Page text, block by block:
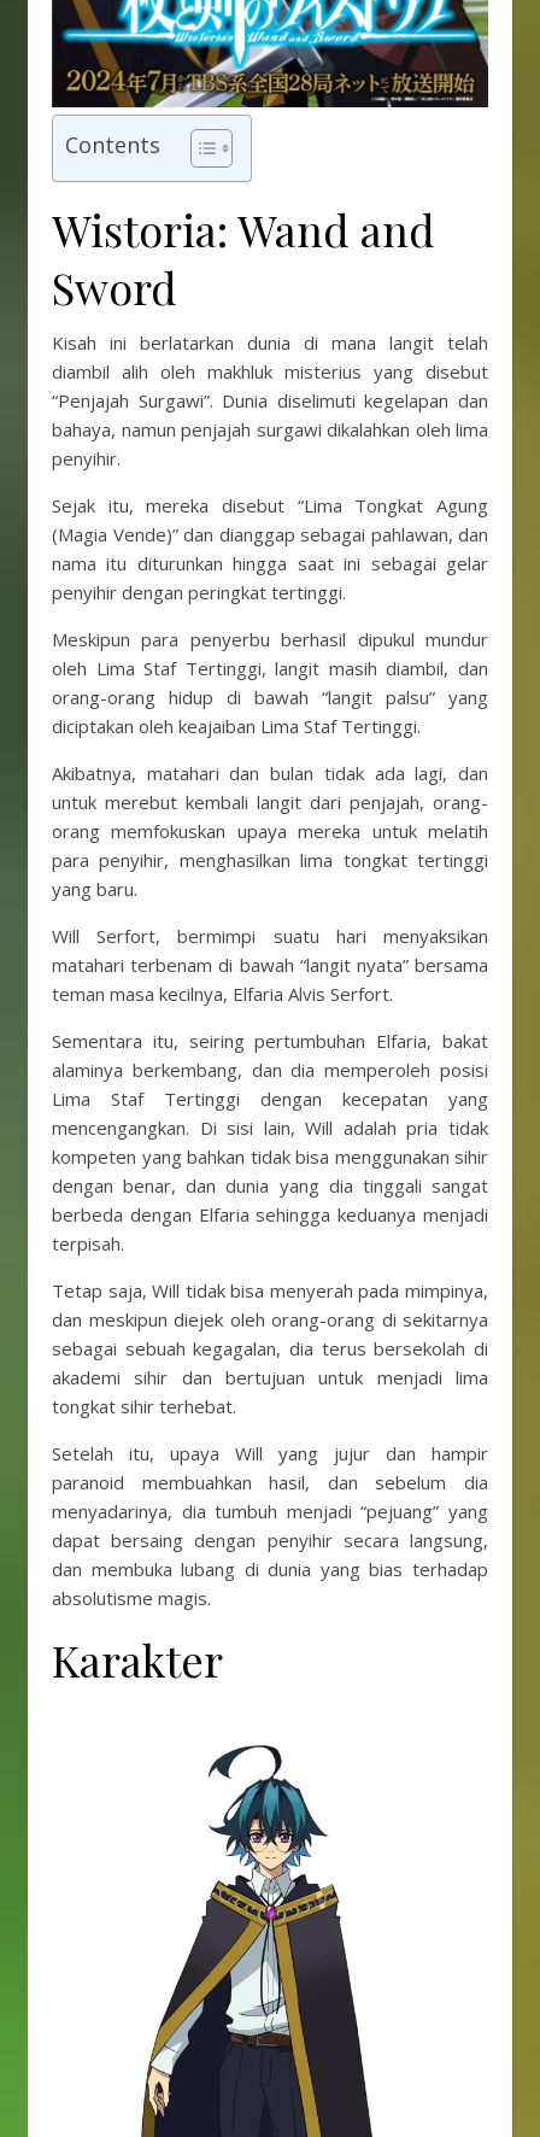
Contents
Wistoria: Wand and
Sword
Kisah ini berlatarkan dunia di mana langit telah
diambil alih oleh makhluk misterius yang disebut
“Penjajah Surgawi”. Dunia diselimuti kegelapan dan
bahaya, namun penjajah surgawi dikalahkan oleh lima
penyihir.
Sejak itu, mereka disebut “Lima Tongkat Agung
(Magia Vende)” dan dianggap sebagai pahlawan, dan
nama itu diturunkan hingga saat ini sebagai gelar
penyihir dengan peringkat tertinggi.
Meskipun para penyerbu berhasil dipukul mundur
oleh Lima Staf Tertinggi, langit masih diambil, dan
orang-orang hidup di bawah “langit palsu” yang
diciptakan oleh keajaiban Lima Staf Tertinggi.
Akibatnya, matahari dan bulan tidak ada lagi, dan
untuk merebut kembali langit dari penjajah, orang-
orang memfokuskan upaya mereka untuk melatih
para penyihir, menghasilkan lima tongkat tertinggi
yang baru.
Will Serfort, bermimpi suatu hari menyaksikan
matahari terbenam di bawah “langit nyata” bersama
teman masa kecilnya, Elfaria Alvis Serfort.
Sementara itu, seiring pertumbuhan Elfaria, bakat
alaminya berkembang, dan dia memperoleh posisi
Lima Staf Tertinggi dengan kecepatan yang
mencengangkan. Di sisi lain, Will adalah pria tidak
kompeten yang bahkan tidak bisa menggunakan sihir
dengan benar, dan dunia yang dia tinggali sangat
berbeda dengan Elfaria sehingga keduanya menjadi
terpisah.
Tetap saja, Will tidak bisa menyerah pada mimpinya,
dan meskipun diejek oleh orang-orang di sekitarnya
sebagai sebuah kegagalan, dia terus bersekolah di
akademi sihir dan bertujuan untuk menjadi lima
tongkat sihir terhebat.
Setelah itu, upaya Will yang jujur dan hampir
paranoid membuahkan hasil, dan sebelum dia
menyadarinya, dia tumbuh menjadi “pejuang” yang
dapat bersaing dengan penyihir secara langsung,
dan membuka lubang di dunia yang bias terhadap
absolutisme magis.
Karakter